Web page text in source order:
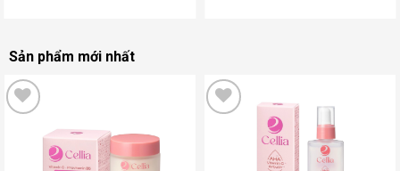
Sản phẩm mới nhất